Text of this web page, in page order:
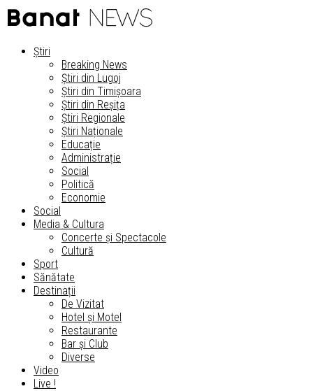
Știri
Breaking News
Știri din Lugoj
Știri din Timișoara
Știri din Reșița
Știri Regionale
Știri Naționale
Educație
Administrație
Social
Politică
Economie
Social
Media & Cultura
Concerte și Spectacole
Cultură
Sport
Sănătate
Destinații
De Vizitat
Hotel și Motel
Restaurante
Bar și Club
Diverse
Video
Live !